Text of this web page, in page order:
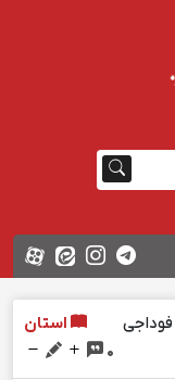
استان
0